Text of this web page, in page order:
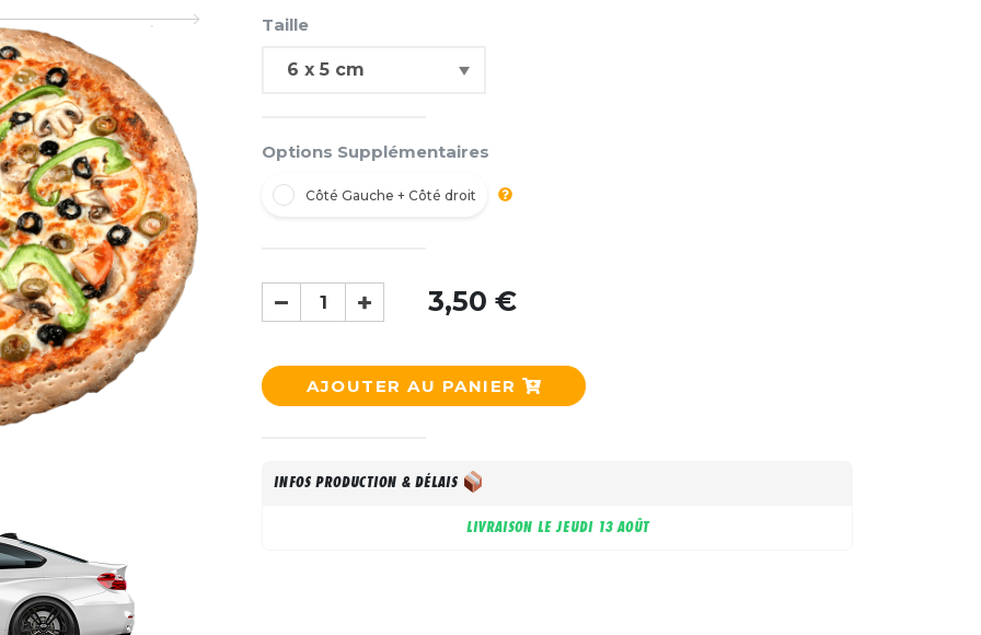
Taille
Options Supplémentaires
Côté Gauche + Côté droit
3,50 €
AJOUTER AU PANIER
INFOS PRODUCTION & DÉLAIS
LIVRAISON LEJEUDI 13 AOÛT